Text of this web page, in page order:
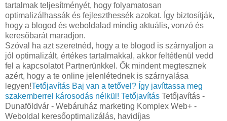
tartalmak teljesítményét, hogy folyamatosan
optimalizálhassák és fejleszthessék azokat. Így biztosítják,
hogy a blogod és weboldalad mindig aktuális, vonzó és
keresőbarát maradjon.
Szóval ha azt szeretnéd, hogy a te blogod is szárnyaljon a
jól optimalizált, értékes tartalmakkal, akkor feltétlenül vedd
fel a kapcsolatot Partnerünkkel. Ők mindent megtesznek
azért, hogy a te online jelenlétednek is szárnyalása
legyen!Tetőjavítás Baj van a tetővel? Így javíttassa meg
szakemberrel károsodás nélkül! Tetőjavítás Tetőjavítás -
Dunaföldvár - Webáruház marketing Komplex Web+ -
Weboldal keresőoptimalizálás, havidíjas